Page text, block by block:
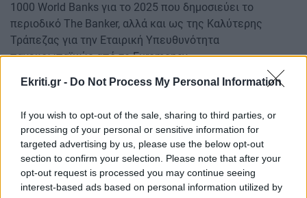
Ekriti.gr - Do Not Process My Personal Information
If you wish to opt-out of the sale, sharing to third parties, or
processing of your personal or sensitive information for
targeted advertising by us, please use the below opt-out
section to confirm your selection. Please note that after your
opt-out request is processed you may continue seeing
interest-based ads based on personal information utilized by
1000 World Banks για το 2025 που δημοσιεύει το
περιοδικό The Banker, αλλά και ως της Καλύτερης
Τράπεζας για την Εταιρική Υπευθυνότητα
πανευρωπαϊκώς από το Euromoney.
ΔΙΑΒΑΣΤΕ ΕΠΙΣΗΣ
Μεγασεισμός 8,8 Ρίχτερ στη Ρωσία: Τσουνάμι 4
μέτρων και χάος στον Ειρηνικό - Εκκενώσεις σε
Ιαπωνία και Χαβάη
Δικαστικό μπλόκο σε κατασχέσεις λογαριασμών από
τον ΕΦΚΑ